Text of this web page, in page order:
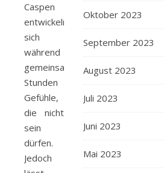
Caspen
entwickeln
sich
während
gemeinsamer
Stunden
Gefühle,
die nicht
sein
dürfen.
Jedoch
Oktober 2023
September 2023
August 2023
Juli 2023
Juni 2023
Mai 2023